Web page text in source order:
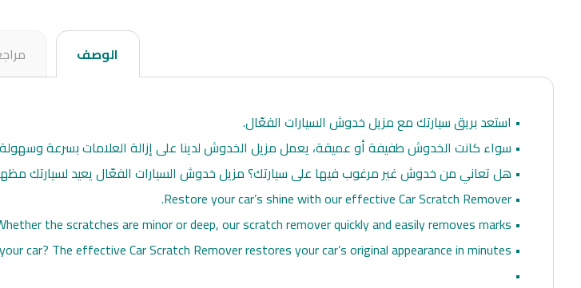
الوصف
• استعد بريق سيارتك مع مزيل خدوش السيارات الفعّال.
• سواء كانت الخدوش طفيفة أو عميقة، يعمل مزيل الخدوش لدينا على إزالة العلامات بسرعة
• هل تعاني من خدوش غير مرغوب فيها على سيارتك؟ مزيل خدوش السيارات الفعّال يعيد لسيارتك
• Restore your car’s shine with our effective Car Scratch Remover.
• Whether the scratches are minor or deep, our scratch remover quickly and easily removes marks.
• Are you dealing with unwanted scratches on your car? The effective Car Scratch Remover restores your car’s original appearance in minutes.
•